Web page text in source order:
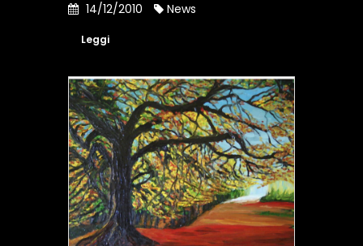
14/12/2010 News
Leggi